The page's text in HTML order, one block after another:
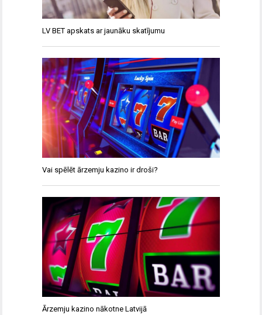
LV BET apskats ar jaunāku skatījumu
Vai spēlēt ārzemju kazino ir droši?
Ārzemju kazino nākotne Latvijā